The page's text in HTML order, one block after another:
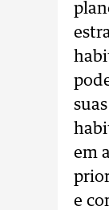
em
e